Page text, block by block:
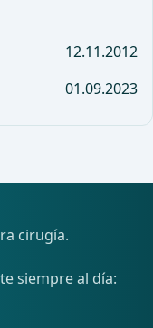
12.11.2012
01.09.2023
cirugía.
siempre al día: